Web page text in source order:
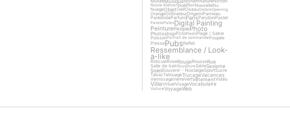
Nicole KidmanNoëlNoirNouvelleNu
NuageObjetOeilOiseauOmbreOpening
OrangeOrdinateurOrigamiPanneau
ParéidolieParfumParisParutionPastel
PatatePatesDigital Painting
PeinturePeoplePhoto
PhotoshopPictoPiedsPlage / Sable
PoissonPortrait de commande Poupée
PressePubsReflet
Ressemblance / Look-
a-like
RidiculeRoseRougeRousseRue
Salle de bainSculptureSérieSexisme
SoleilSouvenir - NostalgieSportSucre
TabacTatouageTrucageVacances
VernissageVerreVertVêtementVidéo
VilleVirtuelVisageVocabulaire
VoitureVoyageWeb